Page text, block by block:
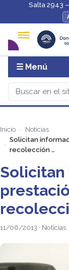
Salta 2943
☰ Menú
Inicio
Noticias
Solicitan
recolección …
11/06/2013 · Noticias